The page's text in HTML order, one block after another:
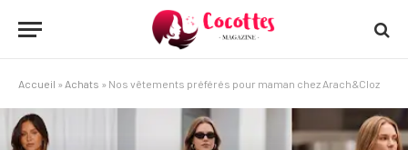
Accueil » Achats » Nos vêtements préférés pour maman chez Arach&Cloz